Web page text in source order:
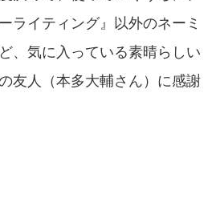
ライティング』以外のネーミ
、気に入っている素晴らしい
友人（本多大輔さん）に感謝